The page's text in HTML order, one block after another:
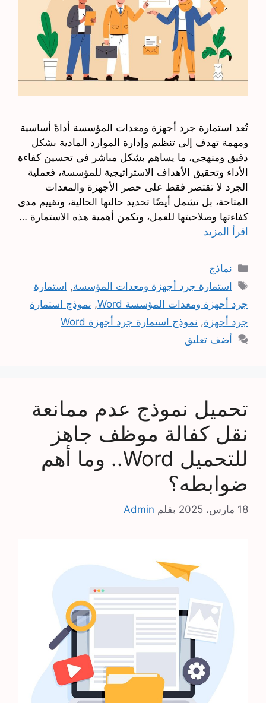
تُعد استمارة جرد أجهزة ومعدات المؤسسة أداةً أساسية
ومهمة تهدف إلى تنظيم وإدارة الموارد المادية بشكل
دقيق ومنهجي، ما يساهم بشكل مباشر في تحسين كفاءة
الأداء وتحقيق الأهداف الاستراتيجية للمؤسسة، فعملية
الجرد لا تقتصر فقط على حصر الأجهزة والمعدات
المتاحة، بل تشمل أيضًا تحديد حالتها الحالية، وتقييم مدى
كفاءتها وصلاحيتها للعمل، وتكمن أهمية هذه الاستمارة …
اقرأ المزيد
التصنيفات
نماذج
الوسوم
استمارة جرد أجهزة ومعدات المؤسسة, استمارة
جرد أجهزة ومعدات المؤسسة Word
, نموذج استمارة
جرد أجهزة, نموذج استمارة جرد أجهزة Word
أضف تعليق
تحميل نموذج عدم ممانعة
نقل كفالة موظف جاهز
للتحميل Word.. وما أهم
ضوابطه؟
18 مارس، 2025 بقلم Admin